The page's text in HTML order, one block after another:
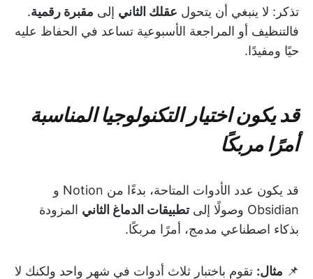
تذكر: لا ينبغي أن يتحول عقلك الثاني إلى مقبرة رقمية.
فالتنظيف أو المراجعة الأسبوعية تساعد في الحفاظ عليه
حيًا ومفيدًا.
قد يكون اختيار التكنولوجيا المناسبة
أمرًا مربكًا
قد يكون عدد الأدوات المتاحة، بدءًا من Notion و
Obsidian وصولًا إلى
تطبيقات الدماغ الثاني المزودة
بذكاء اصطناعي مدمج، أمرًا مربكًا.
📌 مثال: تقوم باختبار ثلاث أدوات في شهر واحد ولكنك لا